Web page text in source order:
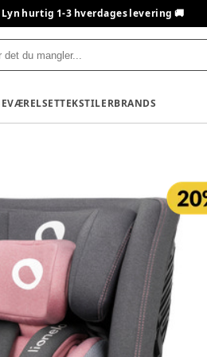
Lyn hurtig 1-3 hverdages levering 🚚
TEKSTILERBRANDS